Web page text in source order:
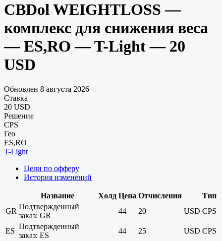
CBDol WEIGHTLOSS —
комплекс для снижения веса
— ES,RO — T-Light — 20
USD
Обновлен 8 августа 2026
Ставка
20 USD
Решение
CPS
Гео
ES,RO
T-Light
Цели по офферу
История изменений
Название Холд Цена Отчисления
Тип
GR
Подтвержденный
заказ: GR
44 20 USD CPS
ES
Подтвержденный
заказ: ES
44 25 USD CPS